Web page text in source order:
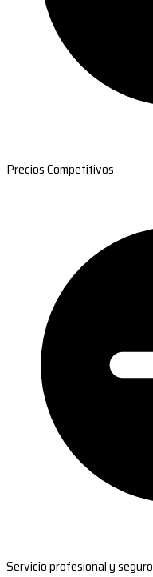
Precios Competitivos
Servicio profesional y seguro